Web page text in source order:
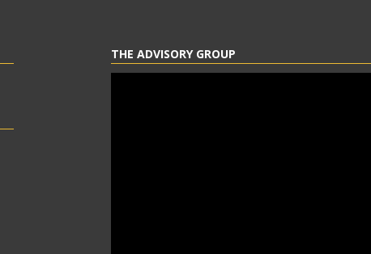
THE ADVISORY GROUP